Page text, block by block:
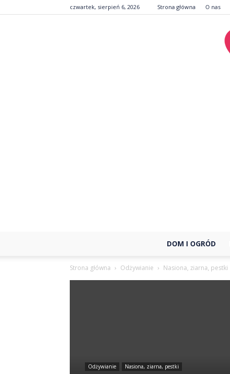
czwartek, sierpień 6, 2026 Strona główna O nas
DOM I OGRÓD
Strona główna Odżywianie Nasiona, ziarna, pestki
Odżywianie Nasiona, ziarna, pestki